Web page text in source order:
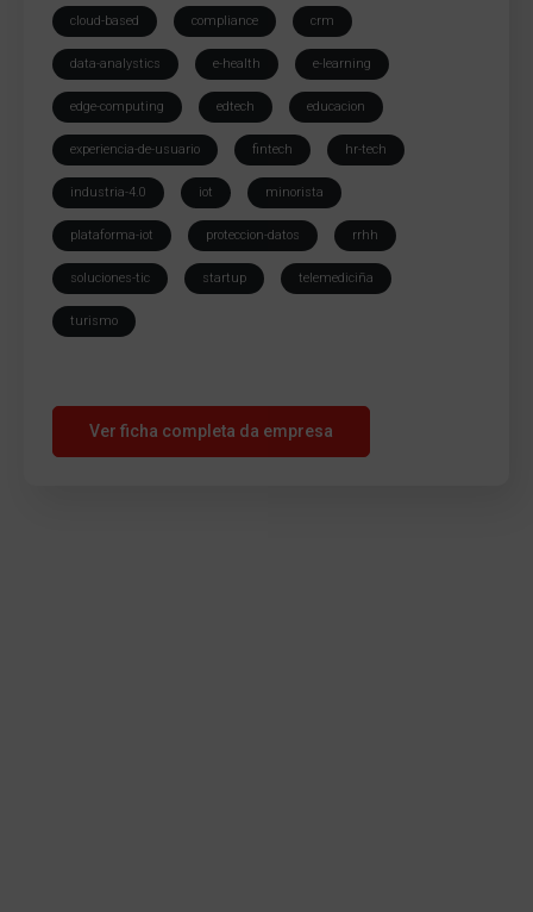
cloud-based compliance crm
data-analystics e-health e-learning
edge-computing edtech educacion
experiencia-de-usuario fintech hr-tech
industria-4.0 iot minorista
plataforma-iot proteccion-datos rrhh
soluciones-tic startup telemediciña
turismo
Ver ficha completa da empresa